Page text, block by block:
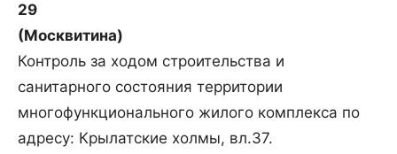
29
(Москвитина)
Контроль за ходом строительства и
санитарного состояния территории
многофункционального жилого комплекса по
адресу: Крылатские холмы, вл.37.